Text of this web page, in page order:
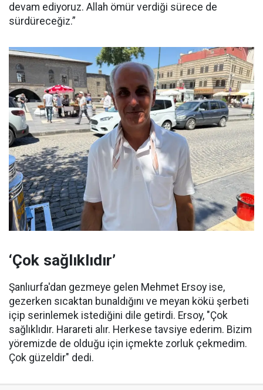
devam ediyoruz. Allah ömür verdiği sürece de
sürdüreceğiz.”
‘Çok sağlıklıdır’
Şanlıurfa'dan gezmeye gelen Mehmet Ersoy ise,
gezerken sıcaktan bunaldığını ve meyan kökü şerbeti
içip serinlemek istediğini dile getirdi. Ersoy, "Çok
sağlıklıdır. Harareti alır. Herkese tavsiye ederim. Bizim
yöremizde de olduğu için içmekte zorluk çekmedim.
Çok güzeldir" dedi.